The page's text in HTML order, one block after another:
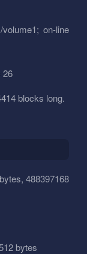
on-line
26
blocks long.
488397168
bytes